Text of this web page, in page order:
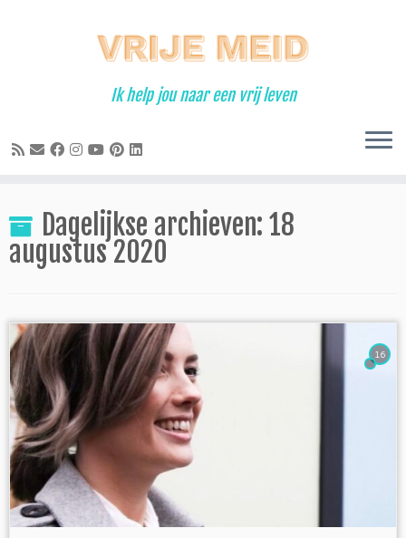
Ik help jou naar een vrij leven
Dagelijkse archieven: 18
augustus 2020
16